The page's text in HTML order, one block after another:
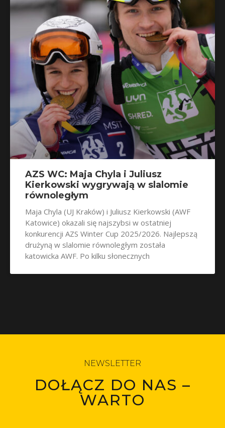
AZS WC: Maja Chyla i Juliusz
Kierkowski wygrywają w slalomie
równoległym
Maja Chyla (UJ Kraków) i Juliusz Kierkowski (AWF
Katowice) okazali się najszybsi w ostatniej
konkurencji AZS Winter Cup 2025/2026. Najlepszą
drużyną w slalomie równoległym została
katowicka AWF. Po kilku słonecznych
NEWSLETTER
DOŁĄCZ DO NAS –
WARTO